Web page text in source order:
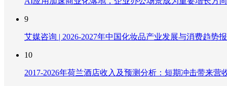
9
艾媒咨询 | 2026-2027年中国化妆品产业发展与消费趋势
10
2017-2026年荷兰酒店收入及预测分析：短期冲击带来